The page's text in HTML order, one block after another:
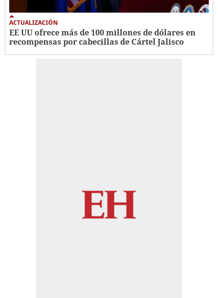
ACTUALIZACIÓN
EE UU ofrece más de 100 millones de dólares en
recompensas por cabecillas de Cártel Jalisco